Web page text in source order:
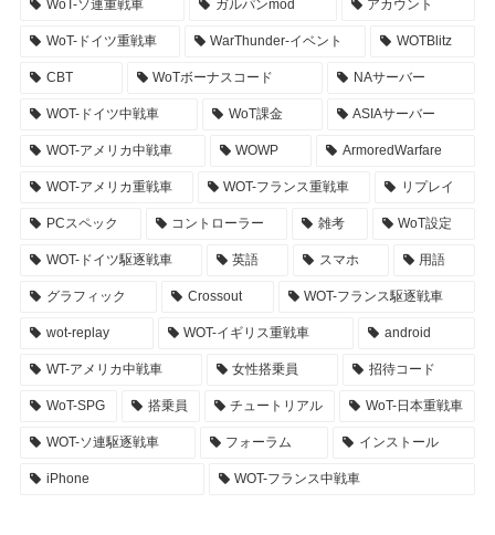
WoT-ソ連重戦車 ガルパンmod アカウント
WoT-ドイツ重戦車 WarThunder-イベント WOTBlitz
CBT WoTボーナスコード NAサーバー
WOT-ドイツ中戦車 WoT課金 ASIAサーバー
WOT-アメリカ中戦車 WOWP ArmoredWarfare
WOT-アメリカ重戦車 WOT-フランス重戦車 リプレイ
PCスペック コントローラー 雑考 WoT設定
WOT-ドイツ駆逐戦車 英語 スマホ 用語
グラフィック Crossout WOT-フランス駆逐戦車
wot-replay WOT-イギリス重戦車 android
WT-アメリカ中戦車 女性搭乗員 招待コード
WoT-SPG 搭乗員 チュートリアル WoT-日本重戦車
WOT-ソ連駆逐戦車 フォーラム インストール
iPhone WOT-フランス中戦車